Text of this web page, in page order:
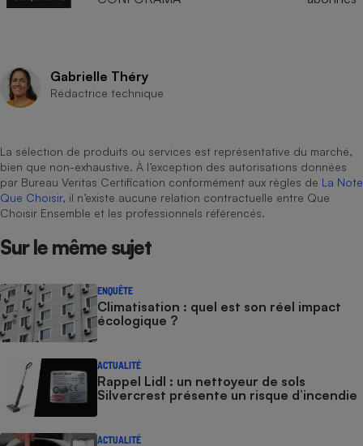
Gabrielle Théry
Rédactrice technique
La sélection de produits ou services est représentative du marché,
bien que non-exhaustive. À l’exception des autorisations données
par Bureau Veritas Certification conformément aux règles de La Note
Que Choisir, il n’existe aucune relation contractuelle entre Que
Choisir Ensemble et les professionnels référencés.
Sur le même sujet
ENQUÊTE
Climatisation : quel est son réel impact
écologique ?
ACTUALITÉ
Rappel Lidl : un nettoyeur de sols
Silvercrest présente un risque d’incendie
ACTUALITÉ